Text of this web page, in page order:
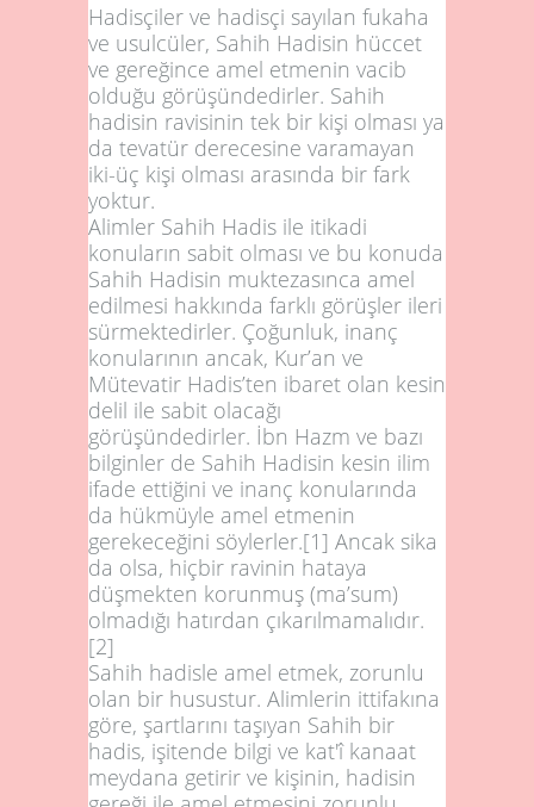
Hadisçiler ve hadisçi sayılan fukaha
ve usulcüler, Sahih Hadisin hüccet
ve gereğince amel etmenin vacib
olduğu görüşündedirler. Sahih
hadisin ravisinin tek bir kişi olması ya
da tevatür derecesine varamayan
iki-üç kişi olması arasında bir fark
yoktur.
Alimler Sahih Hadis ile itikadi
konuların sabit olması ve bu konuda
Sahih Hadisin muktezasınca amel
edilmesi hakkında farklı görüşler ileri
sürmektedirler. Çoğunluk, inanç
konularının ancak, Kur’an ve
Mütevatir Hadis’ten ibaret olan kesin
delil ile sabit olacağı
görüşündedirler. İbn Hazm ve bazı
bilginler de Sahih Hadisin kesin ilim
ifade ettiğini ve inanç konularında
da hükmüyle amel etmenin
gerekeceğini söylerler.[1] Ancak sika
da olsa, hiçbir ravinin hataya
düşmekten korunmuş (ma’sum)
olmadığı hatırdan çıkarılmamalıdır.
[2]
Sahih hadisle amel etmek, zorunlu
olan bir husustur. Alimlerin ittifakına
göre, şartlarını taşıyan Sahih bir
hadis, işitende bilgi ve kat'î kanaat
meydana getirir ve kişinin, hadisin